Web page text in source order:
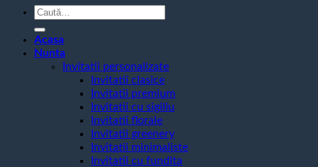
Caută
după:
Acasa
Nunta
Invitatii personalizate
Invitatii clasice
Invitatii premium
Invitatii cu sigiliu
Invitatii florale
Invitatii greenery
Invitatii minimaliste
Invitatii cu fundita